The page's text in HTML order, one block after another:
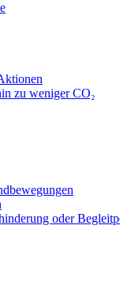
zu weniger CO₂
oder